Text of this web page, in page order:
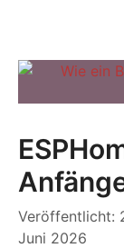
Veröffentlicht:
Juni 2026